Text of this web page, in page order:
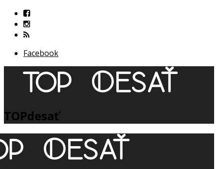
Facebook
TOPdesať